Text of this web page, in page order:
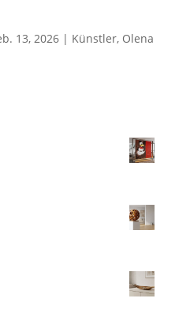
13, 2026| Künstler, Olena